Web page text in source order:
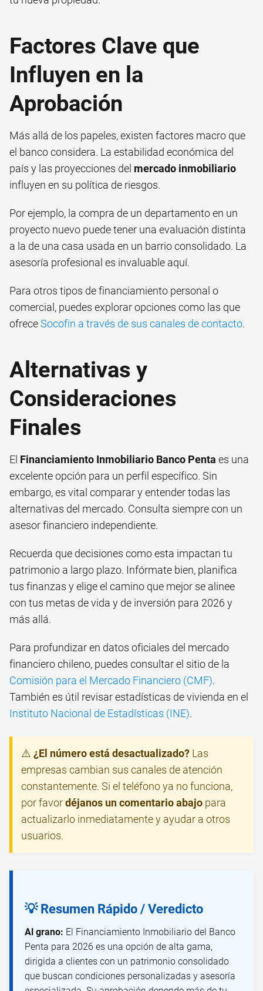
Factores Clave que
Influyen en la
Aprobación
Más allá de los papeles, existen factores macro que
el banco considera. La estabilidad económica del
país y las proyecciones del mercado inmobiliario
influyen en su política de riesgos.
Por ejemplo, la compra de un departamento en un
proyecto nuevo puede tener una evaluación distinta
a la de una casa usada en un barrio consolidado. La
asesoría profesional es invaluable aquí.
Para otros tipos de financiamiento personal o
comercial, puedes explorar opciones como las que
ofreceSocofin a través de sus canales de contacto.
Alternativas y
Consideraciones
Finales
El Financiamiento Inmobiliario Banco Penta es una
excelente opción para un perfil específico. Sin
embargo, es vital comparar y entender todas las
alternativas del mercado. Consulta siempre con un
asesor financiero independiente.
Recuerda que decisiones como esta impactan tu
patrimonio a largo plazo. Infórmate bien, planifica
tus finanzas y elige el camino que mejor se alinee
con tus metas de vida y de inversión para 2026 y
más allá.
Para profundizar en datos oficiales del mercado
financiero chileno, puedes consultar el sitio de la
Comisión para el Mercado Financiero (CMF).
También es útil revisar estadísticas de vivienda en el
Instituto Nacional de Estadísticas (INE).
⚠️ ¿El número está desactualizado? Las
empresas cambian sus canales de atención
constantemente. Si el teléfono ya no funciona,
por favordéjanos un comentario abajo para
actualizarlo inmediatamente y ayudar a otros
usuarios.
💡 Resumen Rápido / Veredicto
Al grano: El Financiamiento Inmobiliario del Banco
Penta para 2026 es una opción de alta gama,
dirigida a clientes con un patrimonio consolidado
que buscan condiciones personalizadas y asesoría